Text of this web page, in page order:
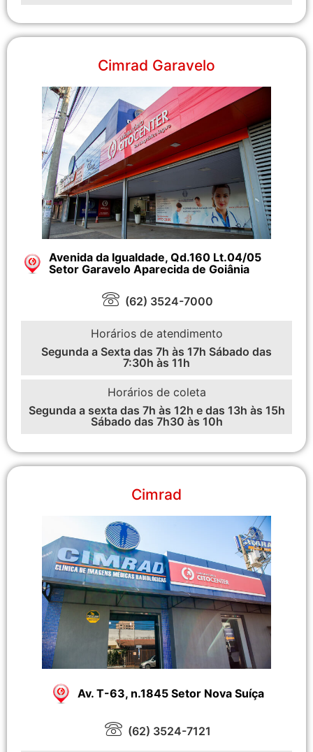
Cimrad Garavelo
Avenida da Igualdade, Qd.160 Lt.04/05
Setor Garavelo Aparecida de Goiânia
(62) 3524-7000
Horários de atendimento
Segunda a Sexta das 7h às 17h Sábado das
7:30h às 11h
Horários de coleta
Segunda a sexta das 7h às 12h e das 13h às 15h
Sábado das 7h30 às 10h
Cimrad
Av. T-63, n.1845 Setor Nova Suíça
(62) 3524-7121